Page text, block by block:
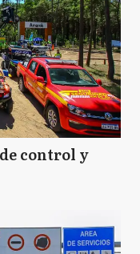
control y